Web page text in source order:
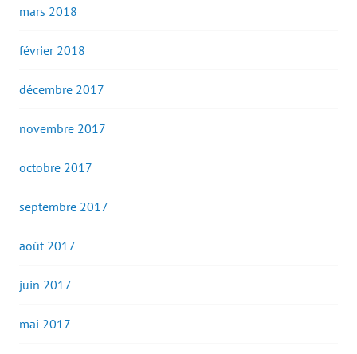
mars 2018
février 2018
décembre 2017
novembre 2017
octobre 2017
septembre 2017
août 2017
juin 2017
mai 2017